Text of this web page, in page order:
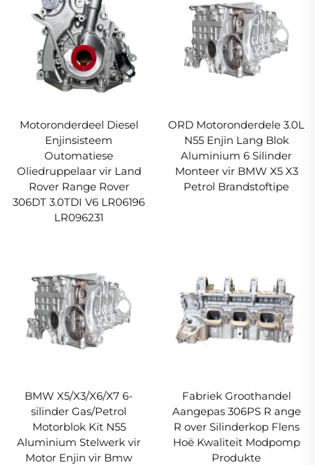
Motoronderdeel Diesel
Enjinsisteem
Outomatiese
Oliedruppelaar vir Land
Rover Range Rover
306DT 3.0TDI V6 LR06196
LR096231
ORD Motoronderdele 3.0L
N55 Enjin Lang Blok
Aluminium 6 Silinder
Monteer vir BMW X5 X3
Petrol Brandstoftipe
BMW X5/X3/X6/X7 6-
silinder Gas/Petrol
Motorblok Kit N55
Aluminium Stelwerk vir
Motor Enjin vir Bmw
Fabriek Groothandel
Aangepas 306PS R ange
R over Silinderkop Flens
Hoë Kwaliteit Modpomp
Produkte